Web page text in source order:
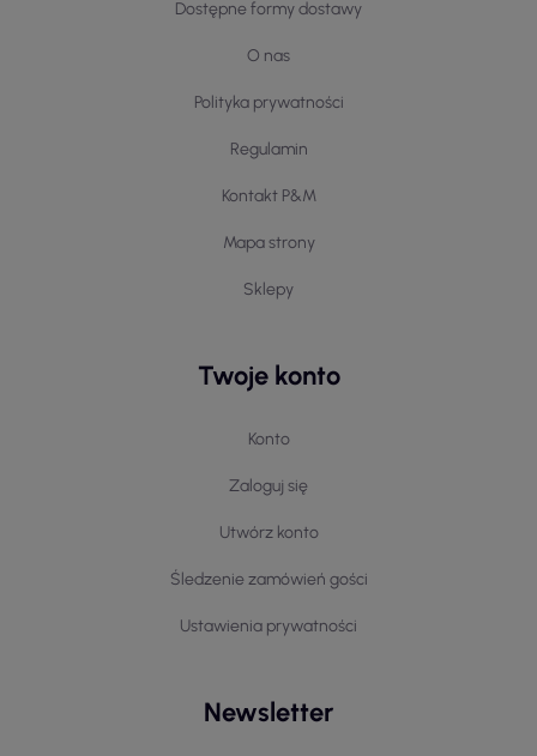
Dostępne formy dostawy
O nas
Polityka prywatności
Regulamin
Kontakt P&M
Mapa strony
Sklepy
Twoje konto
Konto
Zaloguj się
Utwórz konto
Śledzenie zamówień gości
Ustawienia prywatności
Newsletter